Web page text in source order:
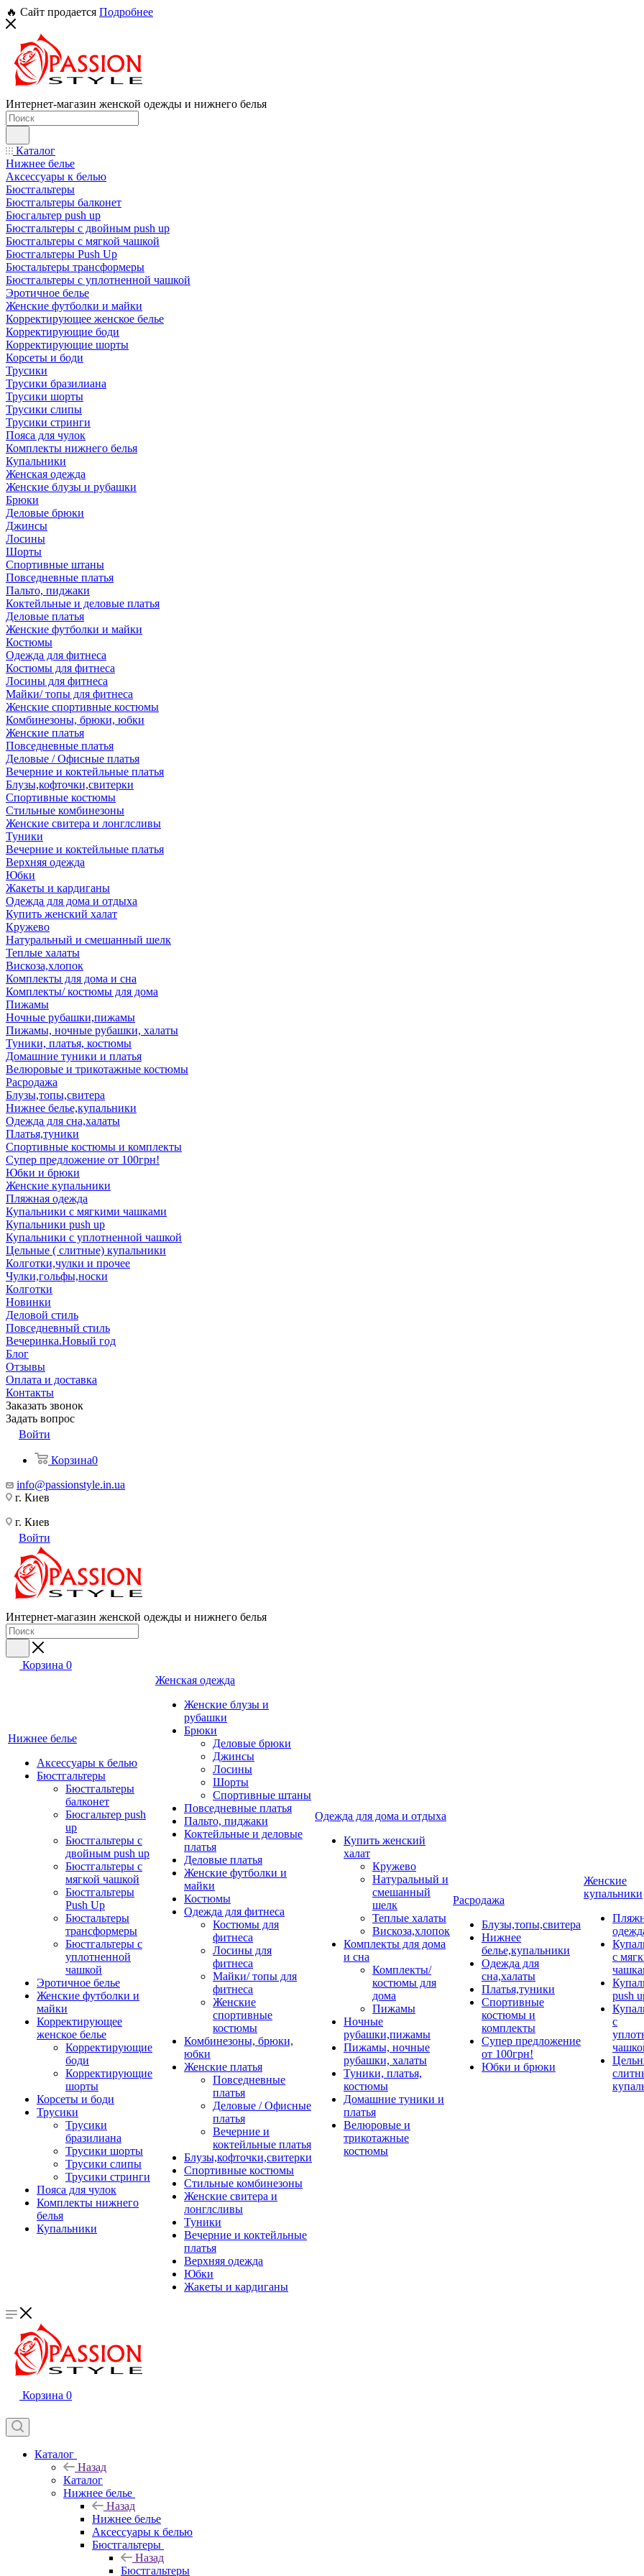
🔥 Сайт продается Подробнее
Интернет-магазин женской одежды и нижнего белья
Каталог
Нижнее белье
Аксессуары к белью
Бюстгальтеры
Бюстгальтеры балконет
Бюсгальтер push up
Бюстгальтеры с двойным push up
Бюстгальтеры с мягкой чашкой
Бюстгальтеры Push Up
Бюстальтеры трансформеры
Бюстгальтеры с уплотненной чашкой
Эротичное белье
Женские футболки и майки
Корректирующее женское белье
Корректирующие боди
Корректирующие шорты
Корсеты и боди
Трусики
Трусики бразилиана
Трусики шорты
Трусики слипы
Трусики стринги
Пояса для чулок
Комплекты нижнего белья
Купальники
Женская одежда
Женские блузы и рубашки
Брюки
Деловые брюки
Джинсы
Лосины
Шорты
Спортивные штаны
Повседневные платья
Пальто, пиджаки
Коктейльные и деловые платья
Деловые платья
Женские футболки и майки
Костюмы
Одежда для фитнеса
Костюмы для фитнеса
Лосины для фитнеса
Майки/ топы для фитнеса
Женские спортивные костюмы
Комбинезоны, брюки, юбки
Женские платья
Повседневные платья
Деловые / Офисные платья
Вечерние и коктейльные платья
Блузы,кофточки,свитерки
Спортивные костюмы
Стильные комбинезоны
Женские свитера и лонглсливы
Туники
Вечерние и коктейльные платья
Верхняя одежда
Юбки
Жакеты и кардиганы
Одежда для дома и отдыха
Купить женский халат
Кружево
Натуральный и смешанный шелк
Теплые халаты
Вискоза,хлопок
Комплекты для дома и сна
Комплекты/ костюмы для дома
Пижамы
Ночные рубашки,пижамы
Пижамы, ночные рубашки, халаты
Туники, платья, костюмы
Домашние туники и платья
Велюровые и трикотажные костюмы
Расродажа
Блузы,топы,свитера
Нижнее белье,купальники
Одежда для сна,халаты
Платья,туники
Спортивные костюмы и комплекты
Супер предложение от 100грн!
Юбки и брюки
Женские купальники
Пляжная одежда
Купальники с мягкими чашками
Купальники push up
Купальники с уплотненной чашкой
Цельные ( слитные) купальники
Колготки,чулки и прочее
Чулки,гольфы,носки
Колготки
Новинки
Деловой стиль
Повседневный стиль
Вечеринка.Новый год
Блог
Отзывы
Оплата и доставка
Контакты
Заказать звонок
Задать вопрос
Войти
Корзина0
info@passionstyle.in.ua
г. Киев
г. Киев
Войти
Интернет-магазин женской одежды и нижнего белья
Корзина 0
Нижнее белье
Аксессуары к белью
Бюстгальтеры
Бюстгальтеры
балконет
Бюсгальтер push
up
Бюстгальтеры с
двойным push up
Бюстгальтеры с
мягкой чашкой
Бюстгальтеры
Push Up
Бюстальтеры
трансформеры
Бюстгальтеры с
уплотненной
чашкой
Эротичное белье
Женские футболки и
майки
Корректирующее
женское белье
Корректирующие
боди
Корректирующие
шорты
Корсеты и боди
Трусики
Трусики
бразилиана
Трусики шорты
Трусики слипы
Трусики стринги
Пояса для чулок
Комплекты нижнего
белья
Купальники
Женская одежда
Женские блузы и
рубашки
Брюки
Деловые брюки
Джинсы
Лосины
Шорты
Спортивные штаны
Повседневные платья
Пальто, пиджаки
Коктейльные и деловые
платья
Деловые платья
Женские футболки и
майки
Костюмы
Одежда для фитнеса
Костюмы для
фитнеса
Лосины для
фитнеса
Майки/ топы для
фитнеса
Женские
спортивные
костюмы
Комбинезоны, брюки,
юбки
Женские платья
Повседневные
платья
Деловые / Офисные
платья
Вечерние и
коктейльные платья
Блузы,кофточки,свитерки
Спортивные костюмы
Стильные комбинезоны
Женские свитера и
лонглсливы
Туники
Вечерние и коктейльные
платья
Верхняя одежда
Юбки
Жакеты и кардиганы
Одежда для дома и отдыха
Купить женский
халат
Кружево
Натуральный и
смешанный
шелк
Теплые халаты
Вискоза,хлопок
Комплекты для дома
и сна
Комплекты/
костюмы для
дома
Пижамы
Ночные
рубашки,пижамы
Пижамы, ночные
рубашки, халаты
Туники, платья,
костюмы
Домашние туники и
платья
Велюровые и
трикотажные
костюмы
Расродажа
Блузы,топы,свитера
Нижнее
белье,купальники
Одежда для
сна,халаты
Платья,туники
Спортивные
костюмы и
комплекты
Супер предложение
от 100грн!
Юбки и брюки
Женские
купальники
с
push
с
Корзина 0
Каталог
Назад
Каталог
Нижнее белье
Назад
Нижнее белье
Аксессуары к белью
Бюстгальтеры
Назад
Бюстгальтеры